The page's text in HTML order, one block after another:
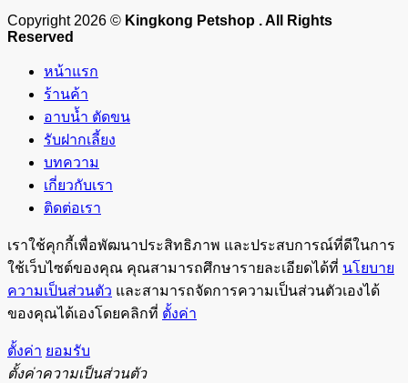
Copyright 2026 © Kingkong Petshop . All Rights
Reserved
หน้าแรก
ร้านค้า
อาบน้ำ ตัดขน
รับฝากเลี้ยง
บทความ
เกี่ยวกับเรา
ติดต่อเรา
เราใช้คุกกี้เพื่อพัฒนาประสิทธิภาพ และประสบการณ์ที่ดีในการ
ใช้เว็บไซต์ของคุณ คุณสามารถศึกษารายละเอียดได้ที่ นโยบาย
ความเป็นส่วนตัว และสามารถจัดการความเป็นส่วนตัวเองได้
ของคุณได้เองโดยคลิกที่ ตั้งค่า
ตั้งค่า ยอมรับ
ตั้งค่าความเป็นส่วนตัว